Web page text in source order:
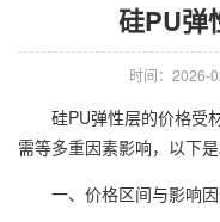
硅PU弹
时间：2026-
硅PU弹性层的价格受材
需等多重因素影响，以下
一、价格区间与影响